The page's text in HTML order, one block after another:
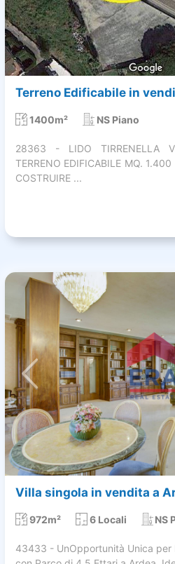
Terreno Edificabile in
1400m² NS Piano
28363 - LIDO TIRRENELLA
TERRENO EDIFICABILE MQ.
COSTRUIRE ...
Villa singola in vendita a
972m² 6 Locali NS
43433 - UnOpportunità Unica